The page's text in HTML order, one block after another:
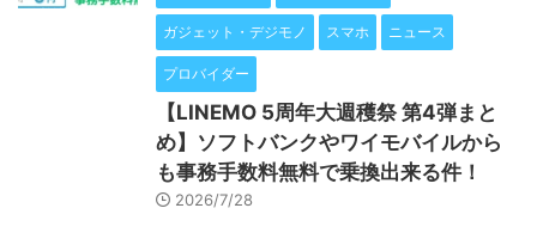
ガジェット・デジモノ スマホ ニュース
プロバイダー
【LINEMO 5周年大週穫祭 第4弾まと
め】ソフトバンクやワイモバイルから
も事務手数料無料で乗換出来る件！
2026/7/28